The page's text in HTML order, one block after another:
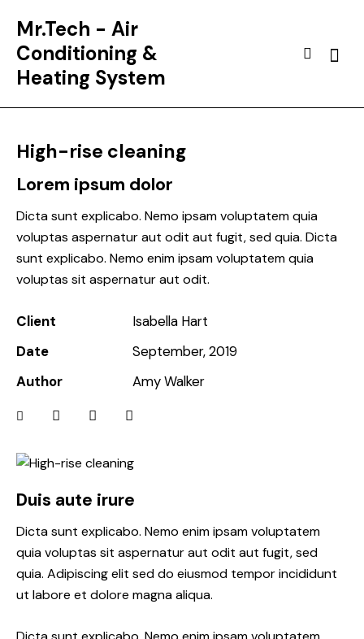
Mr.Tech - Air
Conditioning &
Heating System
High-rise cleaning
Duis aute irure
Dicta sunt explicabo. Nemo enim ipsam voluptatem
quia voluptas sit aspernatur aut odit aut fugit, sed
quia. Adipiscing elit sed do eiusmod tempor incididunt
ut labore et dolore magna aliqua.
Lorem ipsum dolor
Dicta sunt explicabo. Nemo ipsam voluptatem quia
voluptas aspernatur aut odit aut fugit, sed quia. Dicta
sunt explicabo. Nemo enim ipsam voluptatem quia
voluptas sit aspernatur aut odit.
Client
Isabella Hart
Date
September, 2019
Author
Amy Walker